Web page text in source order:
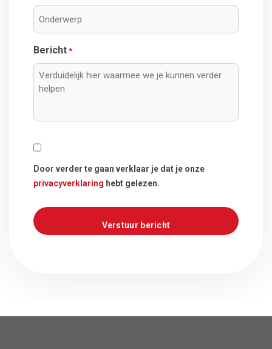
Bericht *
Door verder te gaan verklaar je dat je onze
privacyverklaring hebt gelezen.